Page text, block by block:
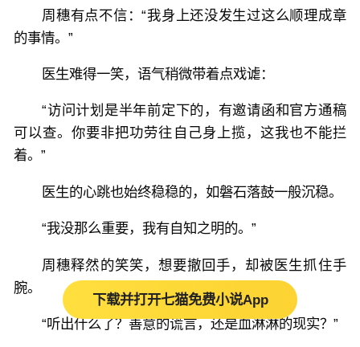
周穗有点不信：“我身上还没发生过这么顺理成章
的事情。”
医生难得一笑，语气稍微带着点戏谑：
“访问计划是半年前定下的，有邀请函和官方通稿
可以查。你要非把功劳往自己身上揽，这我也不能拦
着。”
医生的心跳也始终稳稳的，如磐石落鼓一般沉稳。
“我没那么重要，我有自知之明的。”
周穗释然的笑笑，想要撤回手，却被医生抓住手
腕。
“听出什么了？善意的谎言，还是血淋淋的现实？”
下载并打开七猫免费小说App